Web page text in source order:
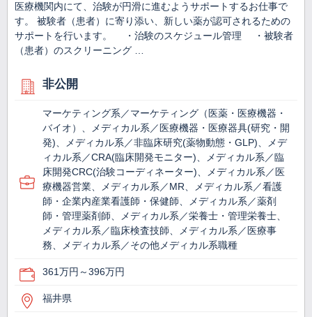
医療機関内にて、治験が円滑に進むようサポートするお仕事で
す。 被験者（患者）に寄り添い、新しい薬が認可されるための
サポートを行います。 ・治験のスケジュール管理 ・被験者
（患者）のスクリーニング …
非公開
マーケティング系／マーケティング（医薬・医療機器・
バイオ）、メディカル系／医療機器・医療器具(研究・開
発)、メディカル系／非臨床研究(薬物動態・GLP)、メデ
ィカル系／CRA(臨床開発モニター)、メディカル系／臨
床開発CRC(治験コーディネーター)、メディカル系／医
療機器営業、メディカル系／MR、メディカル系／看護
師・企業内産業看護師・保健師、メディカル系／薬剤
師・管理薬剤師、メディカル系／栄養士・管理栄養士、
メディカル系／臨床検査技師、メディカル系／医療事
務、メディカル系／その他メディカル系職種
361万円～396万円
福井県